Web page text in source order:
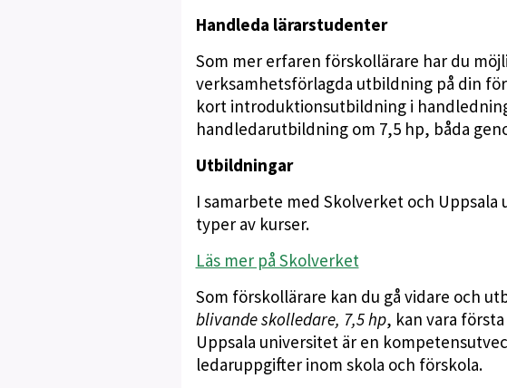
Handleda lärarstudenter
Som mer erfaren förskollärare har du
verksamhetsförlagda utbildning på din
kort introduktionsutbildning i
handledarutbildning om 7,5 hp, båda
Utbildningar
I samarbete med Skolverket och
typer av kurser.
Läs mer på Skolverket
Som förskollärare kan du gå vidare och
blivande skolledare, 7,5 hp, kan vara
Uppsala universitet är en
ledaruppgifter inom skola och förskola.